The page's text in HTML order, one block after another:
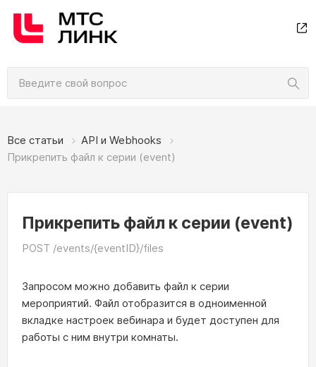
Все статьи
API и Webhooks
Прикрепить файл к серии (event)
Прикрепить файл к серии (event)
POST /events/{eventID}/files
Запросом можно добавить файл к серии
мероприятий. Файл отобразится в одноименной
вкладке настроек вебинара и будет доступен для
работы с ним внутри комнаты.